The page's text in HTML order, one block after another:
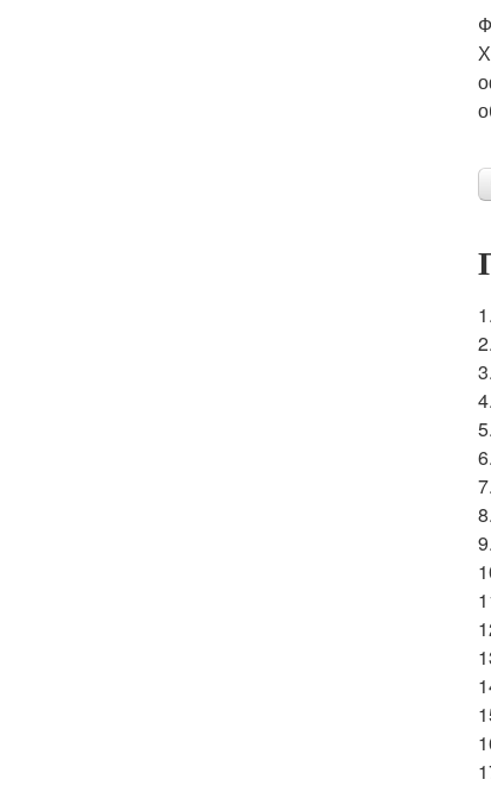
1.
2.
3.
4.
5.
6.
7.
8.
9.